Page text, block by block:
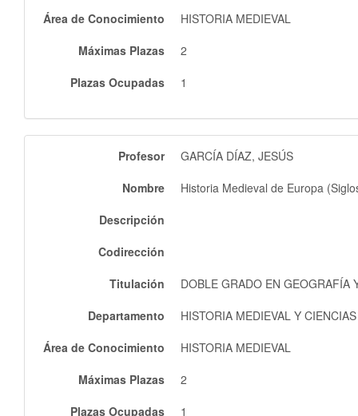
Área de Conocimiento
HISTORIA MEDIEVAL
Máximas Plazas
2
Plazas Ocupadas
1
Profesor
GARCÍA DÍAZ, JESÚS
Nombre
Historia Medieval de Europa
Descripción
Codirección
Titulación
DOBLE GRADO EN GEOGRAFÍA
Departamento
HISTORIA MEDIEVAL Y
Área de Conocimiento
HISTORIA MEDIEVAL
Máximas Plazas
2
Plazas Ocupadas
1